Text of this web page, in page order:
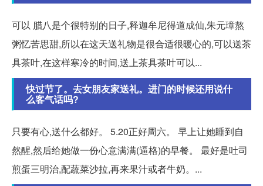
可以 腊八是个很特别的日子,释迦牟尼得道成仙,朱元璋熬
粥忆苦思甜,所以在这天送礼物是很合适很暖心的,可以送茶
具茶叶,在这样寒冷的时间,送上茶具茶叶可以...
快过节了。去女朋友家送礼。进门的时候还用说什
么客气话吗?
只要有心,送什么都好。 5.20正好周六。 早上让她睡到自
然醒,然后给她做一份心意满满(逼格)的早餐。 最好是吐司
煎蛋三明治,配蔬菜沙拉,再来果汁或者牛奶。...